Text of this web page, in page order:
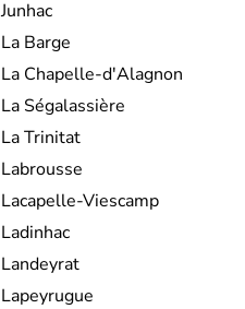
Junhac
La Barge
La Chapelle-d'Alagnon
La Ségalassière
La Trinitat
Labrousse
Lacapelle-Viescamp
Ladinhac
Landeyrat
Lapeyrugue